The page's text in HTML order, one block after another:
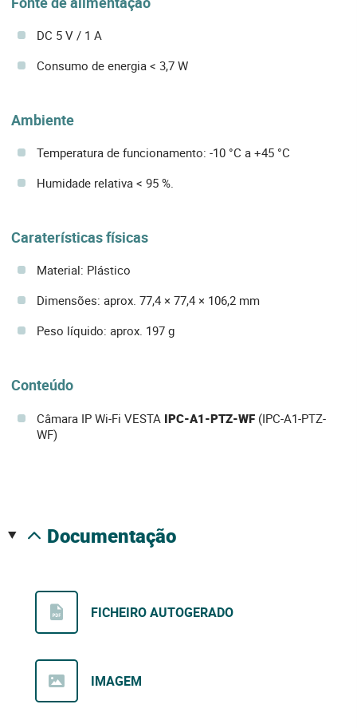
DC 5 V / 1 A
Consumo de energia < 3,7 W
Ambiente
Temperatura de funcionamento: -10 °C a +45 °C
Humidade relativa < 95 %.
Caraterísticas físicas
Material: Plástico
Dimensões: aprox. 77,4 × 77,4 × 106,2 mm
Peso líquido: aprox. 197 g
Conteúdo
Câmara IP Wi-Fi VESTA IPC-A1-PTZ-WF (IPC-A1-PTZ-
WF)
documentação
FICHEIRO AUTOGERADO
IMAGEM